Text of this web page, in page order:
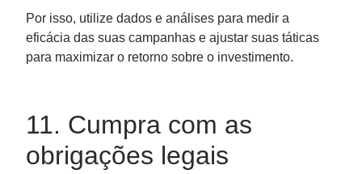
Por isso, utilize dados e análises para medir a
eficácia das suas campanhas e ajustar suas táticas
para maximizar o retorno sobre o investimento.
11. Cumpra com as
obrigações legais